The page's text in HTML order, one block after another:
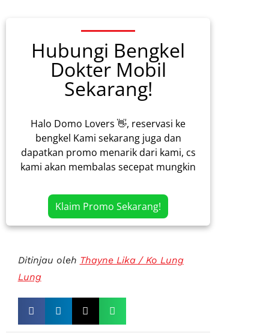
Hubungi Bengkel
Dokter Mobil
Sekarang!
Halo Domo Lovers 👋, reservasi ke
bengkel Kami sekarang juga dan
dapatkan promo menarik dari kami, cs
kami akan membalas secepat mungkin
Klaim Promo Sekarang!
Ditinjau oleh Thayne Lika / Ko Lung
Lung